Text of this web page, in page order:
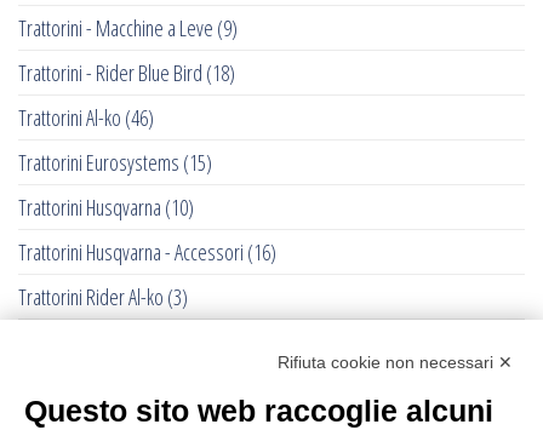
Trattorini - Macchine a Leve (9)
Trattorini - Rider Blue Bird (18)
Trattorini Al-ko (46)
Trattorini Eurosystems (15)
Trattorini Husqvarna (10)
Trattorini Husqvarna - Accessori (16)
Trattorini Rider Al-ko (3)
Rifiuta cookie non necessari ✕
Questo sito web raccoglie alcuni